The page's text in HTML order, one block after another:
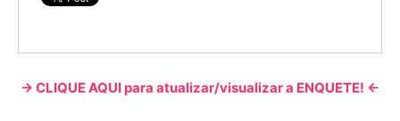
-> CLIQUE AQUI para atualizar/visualizar a ENQUETE! <-